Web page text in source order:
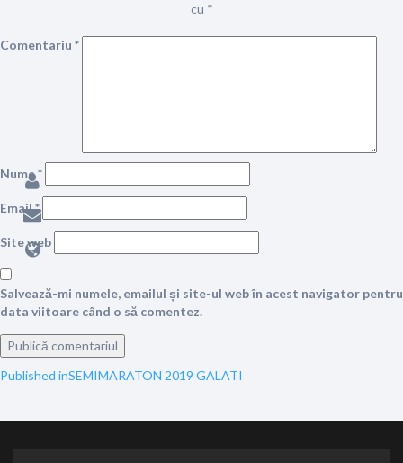
cu *
Comentariu *
Nume*
Email*
Site web
Salvează-mi numele, emailul și site-ul web în acest navigator pentru
data viitoare când o să comentez.
Navigare
Published inSEMIMARATON 2019 GALATI